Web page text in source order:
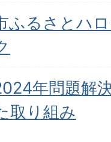
ふるさとハ
年問題解
取り組み